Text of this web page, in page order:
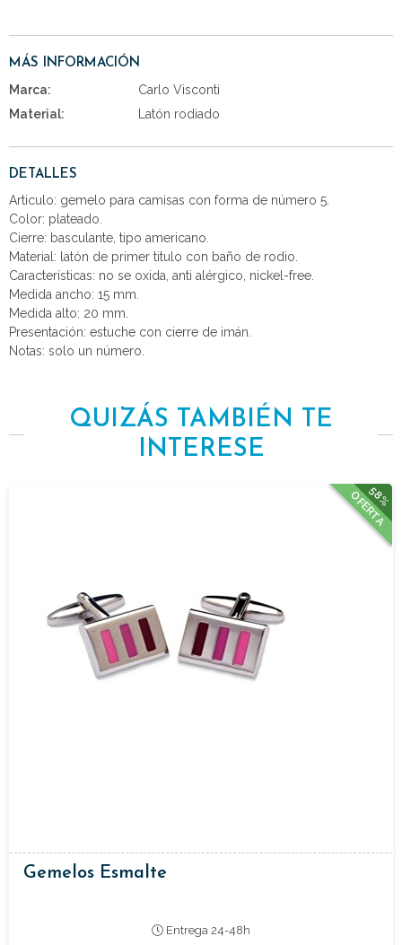
MÁS INFORMACIÓN
Marca:
Carlo Visconti
Material:
Latón rodiado
DETALLES
Articulo: gemelo para camisas con forma de número 5.
Color: plateado.
Cierre: basculante, tipo americano.
Material: latón de primer titulo con baño de rodio.
Características: no se oxida, anti alérgico, nickel-free.
Medida ancho: 15 mm.
Medida alto: 20 mm.
Presentación: estuche con cierre de imán.
Notas: solo un número.
QUIZÁS TAMBIÉN TE
INTERESE
58%
OFERTA
Gemelos Esmalte
Entrega 24-48h